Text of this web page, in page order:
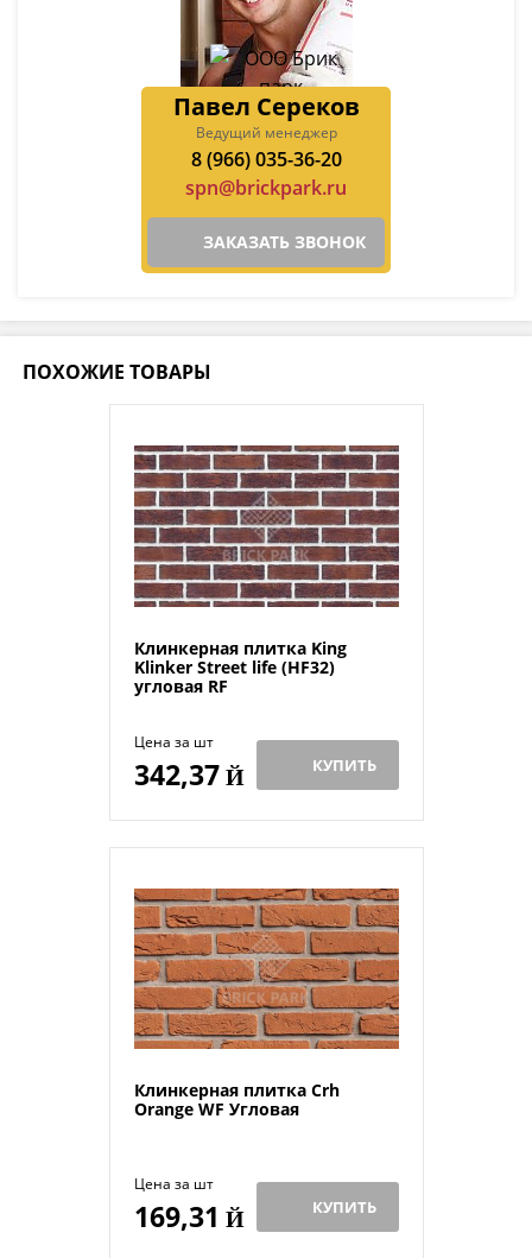
Павел Сереков
Ведущий менеджер
8 (966) 035-36-20
spn@brickpark.ru
ЗАКАЗАТЬ ЗВОНОК
ПОХОЖИЕ ТОВАРЫ
Клинкерная плитка King
Klinker Street life (HF32)
угловая RF
Цена за шт
342,37Й КУПИТЬ
Клинкерная плитка Crh
Orange WF Угловая
Цена за шт
169,31 Й КУПИТЬ